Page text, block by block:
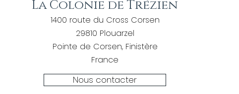
La Colonie de Trézien
1400 route du Cross Corsen
29810 Plouarzel
Pointe de Corsen, Finistère
France
Nous contacter